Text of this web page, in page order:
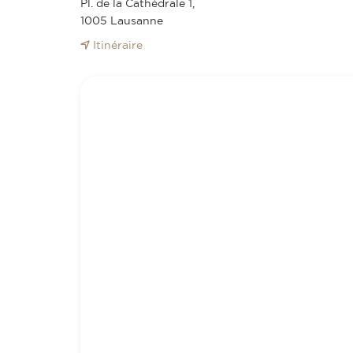
Pl. de la Cathédrale 1,
1005 Lausanne
Itinéraire